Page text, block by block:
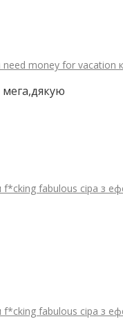
money for vacation
мега,дякую
fabulous сіра з
fabulous сіра з